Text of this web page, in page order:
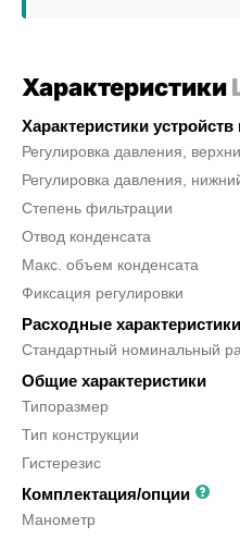
Характеристики
Характеристики
Регулировка давления,
Регулировка давления,
Степень фильтрации
Отвод конденсата
Макс. объем конденсата
Фиксация регулировки
Расходные характеристики
Стандартный номинальный
Общие характеристики
Типоразмер
Тип конструкции
Гистерезис
Комплектация/опции
Манометр